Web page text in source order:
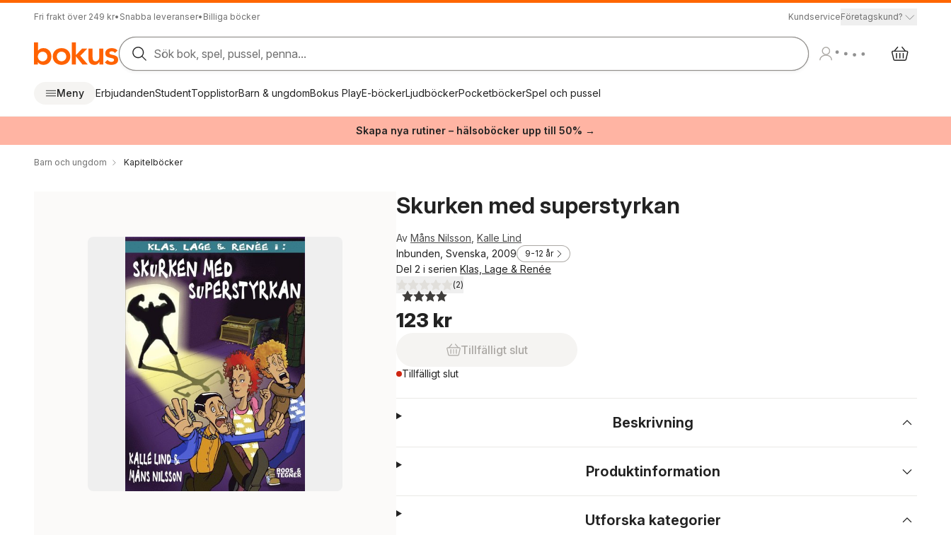
Fri frakt över 249 kr• Snabba leveranser• Billiga böcker KundserviceFöretagskund?
Sök bok, spel, pussel, penna...
Meny ErbjudandenStudentTopplistorBarn & ungdomBokus PlayE-böckerLjudböckerPocketböckerSpel och pussel
Skapa nya rutiner – hälsoböcker upp till 50% →
Barn och ungdom Kapitelböcker
Skurken med superstyrkan
Av Måns Nilsson Kalle Lind
Inbunden, Svenska, 2009
9-12 år
Del 2 i serien Klas, Lage & Renée
4,0utav 5 stjärnor. Totalt antal röster:
(2)
123 kr
Tillfälligt slut
Tillfälligt slut
Beskrivning
Produktinformation
Utforska kategorier